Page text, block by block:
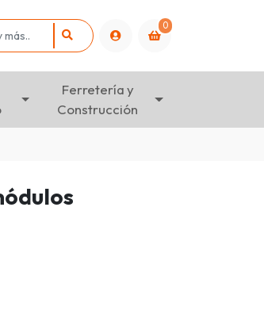
0
Ferretería y
Construcción